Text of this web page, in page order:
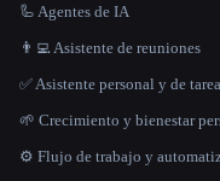
🦾 Agentes de IA
👨‍💻 Asistente de reuniones
✅ Asistente personal y de
🌱 Crecimiento y bienestar
⚙️ Flujo de trabajo y